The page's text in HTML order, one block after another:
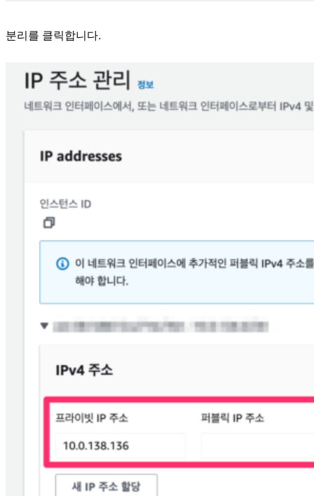
분리를 클릭합니다.